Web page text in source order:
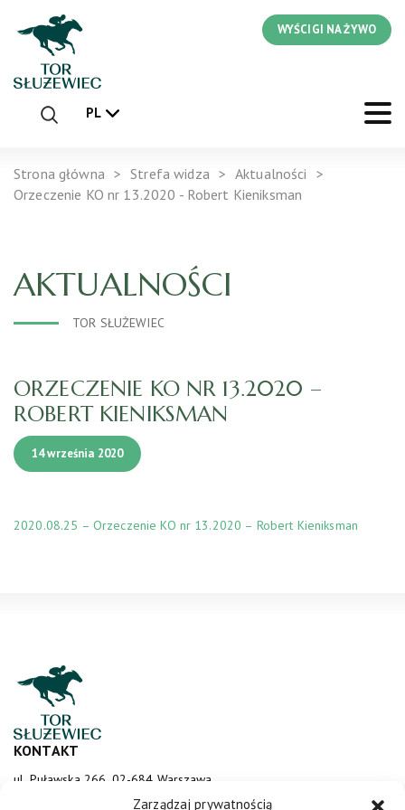
Zarządzaj prywatnością
WYŚCIGI NA ŻYWO
PL
Strona główna Strefa widza
Aktualności
Orzeczenie KO nr 13.2020 - Robert Kieniksman
AKTUALNOŚCI
TOR SŁUŻEWIEC
ORZECZENIE KO NR 13.2020 –
ROBERT KIENIKSMAN
14 września 2020
2020.08.25 – Orzeczenie KO nr 13.2020 – Robert Kieniksman
KONTAKT
ul. Puławska 266, 02-684 Warszawa
sluzewiec@totalizator.pl